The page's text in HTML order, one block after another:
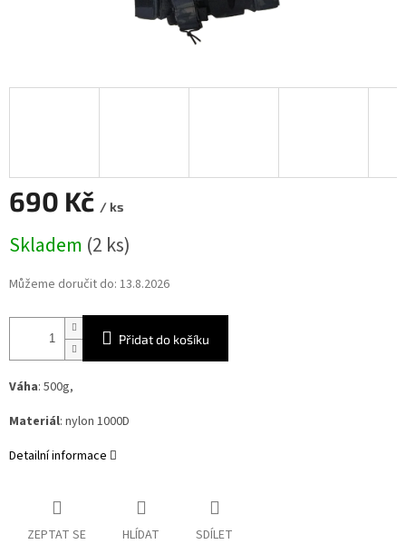
690 Kč / ks
cena:
Skladem (2 ks)
Můžeme doručit do: 13.8.2026
Přidat do košíku
Váha: 500g,
Materiál: nylon 1000D
Detailní informace
ZEPTAT SE HLÍDAT SDÍLET